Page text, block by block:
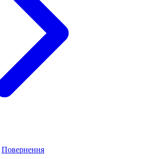
Повернення